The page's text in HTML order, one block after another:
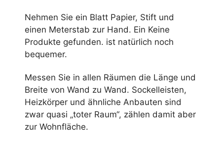
Nehmen Sie ein Blatt Papier, Stift und
einen Meterstab zur Hand. Ein Keine
Produkte gefunden. ist natürlich noch
bequemer.
Messen Sie in allen Räumen die Länge und
Breite von Wand zu Wand. Sockelleisten,
Heizkörper und ähnliche Anbauten sind
zwar quasi „toter Raum“, zählen damit aber
zur Wohnfläche.